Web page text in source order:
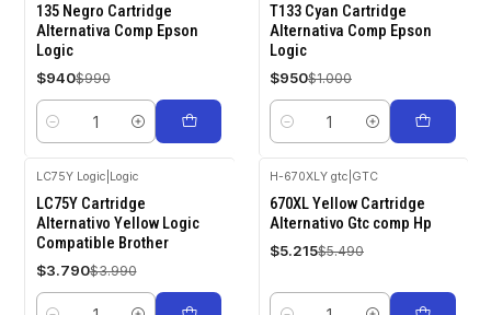
-5%
OFF
135 Negro Cartridge
Alternativa Comp Epson
Logic
$940$990
Cantidad
-5%
OFF
T133 Cyan Cartridge
Alternativa Comp Epson
Logic
$950$1.000
Cantidad
-5%
OFF
LC75Y Logic Logic
LC75Y Cartridge
Alternativo Yellow Logic
Compatible Brother
$3.790$3.990
-5%
OFF
H-670XLY gtc GTC
670XL Yellow Cartridge
Alternativo Gtc comp Hp
$5.215$5.490